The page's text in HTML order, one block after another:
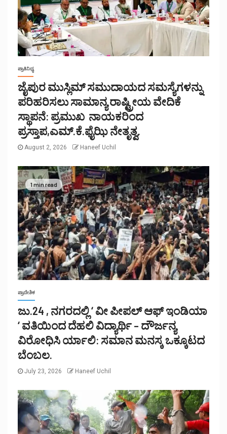
ಪ್ರಾತಿನಿಧ್ಯ
ಜೈಪುರ ಮುಸ್ಲಿಮ್ ಸಮುದಾಯದ ಸಮಸ್ಯೆಗಳನ್ನು
ಪರಿಹರಿಸಲು ಸಾಮಾನ್ಯ ರಾಷ್ಟ್ರೀಯ ವೇದಿಕೆ
ಸ್ಥಾಪನೆ: ಪ್ರಮುಖ ನಾಯಕರಿಂದ
ಪ್ರಸ್ತಾಪ,ಎಮ್.ಕೆ.ಫೈಝಿ ನೇತೃತ್ವ.
August 2, 2026 Haneef Uchil
1 min read
ಪ್ರಾದೇಶಿಕ
ಜು.24 , ನಗರದಲ್ಲಿ ‘ ವೀ ಪೀಪಲ್ ಆಫ್ ಇಂಡಿಯಾ
‘ ವತಿಯಿಂದ ದೆಹಲಿ ವಿದ್ಯಾರ್ಥಿ – ದೌರ್ಜನ್ಯ
ವಿರೋಧಿಸಿ ರ್ಯಾಲಿ: ಸಮಾನ ಮನಸ್ಕ ಒಕ್ಕೂಟದ
ಬೆಂಬಲ.
July 23, 2026 Haneef Uchil